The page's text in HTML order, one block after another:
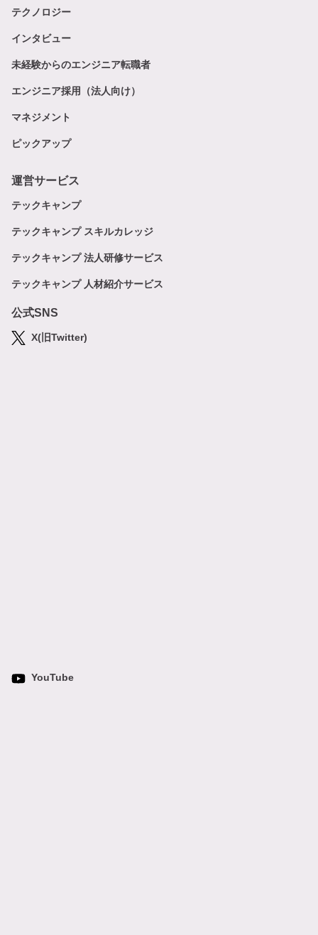
テクノロジー
インタビュー
未経験からのエンジニア転職者
エンジニア採用（法人向け）
マネジメント
ピックアップ
運営サービス
テックキャンプ
テックキャンプ スキルカレッジ
テックキャンプ 法人研修サービス
テックキャンプ 人材紹介サービス
公式SNS
X(旧Twitter)
YouTube